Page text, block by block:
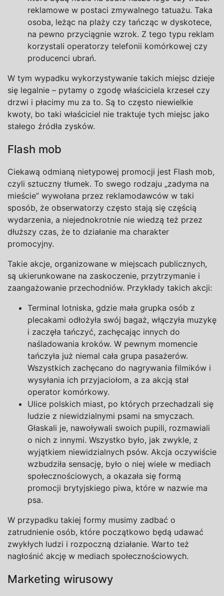
reklamowe w postaci zmywalnego tatuażu. Taka
osoba, leżąc na plaży czy tańcząc w dyskotece,
na pewno przyciągnie wzrok. Z tego typu reklam
korzystali operatorzy telefonii komórkowej czy
producenci ubrań.
W tym wypadku wykorzystywanie takich miejsc dzieje
się legalnie – pytamy o zgodę właściciela krzeseł czy
drzwi i płacimy mu za to. Są to często niewielkie
kwoty, bo taki właściciel nie traktuje tych miejsc jako
stałego źródła zysków.
Flash mob
Ciekawą odmianą nietypowej promocji jest Flash mob,
czyli sztuczny tłumek. To swego rodzaju „zadyma na
mieście” wywołana przez reklamodawców w taki
sposób, że obserwatorzy często stają się częścią
wydarzenia, a niejednokrotnie nie wiedzą też przez
dłuższy czas, że to działanie ma charakter
promocyjny.
Takie akcje, organizowane w miejscach publicznych,
są ukierunkowane na zaskoczenie, przytrzymanie i
zaangażowanie przechodniów. Przykłady takich akcji:
Terminal lotniska, gdzie mała grupka osób z
plecakami odłożyła swój bagaż, włączyła muzykę
i zaczęła tańczyć, zachęcając innych do
naśladowania kroków. W pewnym momencie
tańczyła już niemal cała grupa pasażerów.
Wszystkich zachęcano do nagrywania filmików i
wysyłania ich przyjaciołom, a za akcją stał
operator komórkowy.
Ulice polskich miast, po których przechadzali się
ludzie z niewidzialnymi psami na smyczach.
Głaskali je, nawoływali swoich pupili, rozmawiali
o nich z innymi. Wszystko było, jak zwykle, z
wyjątkiem niewidzialnych psów. Akcja oczywiście
wzbudziła sensację, było o niej wiele w mediach
społecznościowych, a okazała się formą
promocji brytyjskiego piwa, które w nazwie ma
psa.
W przypadku takiej formy musimy zadbać o
zatrudnienie osób, które początkowo będą udawać
zwykłych ludzi i rozpoczną działanie. Warto też
nagłośnić akcję w mediach społecznościowych.
Marketing wirusowy